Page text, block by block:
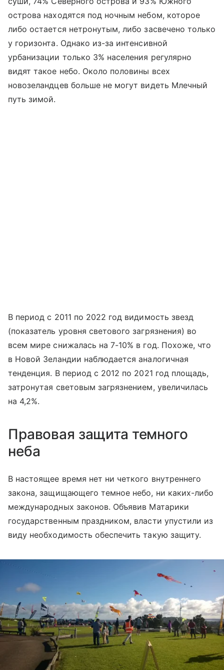
острова находятся под ночным небом, которое
либо остается нетронутым, либо засвечено только
у горизонта. Однако из-за интенсивной
урбанизации только 3% населения регулярно
видят такое небо. Около половины всех
новозеландцев больше не могут видеть Млечный
путь зимой.
В период с 2011 по 2022 год видимость звезд
(показатель уровня светового загрязнения) во
всем мире снижалась на 7-10% в год. Похоже, что
в Новой Зеландии наблюдается аналогичная
тенденция. В период с 2012 по 2021 год площадь,
затронутая световым загрязнением, увеличилась
на 4,2%.
Правовая защита темного
неба
В настоящее время нет ни четкого внутреннего
закона, защищающего темное небо, ни каких-либо
международных законов. Объявив Матарики
государственным праздником, власти упустили из
виду необходимость обеспечить такую защиту.